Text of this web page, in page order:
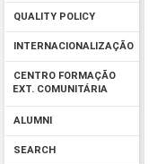
QUALITY POLICY
INTERNACIONALIZAÇÃO
CENTRO FORMAÇÃO
EXT. COMUNITÁRIA
ALUMNI
SEARCH